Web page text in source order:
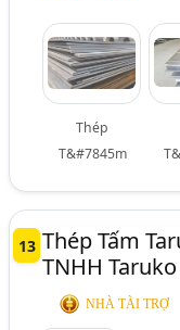
Thép
T&#7845m
13 Thép Tấm
TNHH